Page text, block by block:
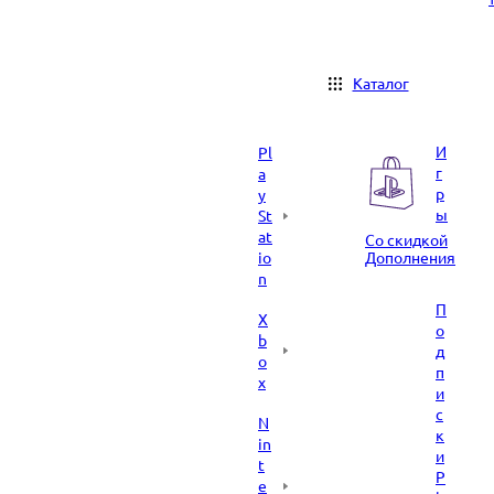
Каталог
Pl
a
y
St
at
io
n
X
b
o
x
N
in
t
e
И
г
р
ы
Со скидкой
Дополнения
П
о
д
п
и
с
к
и
P